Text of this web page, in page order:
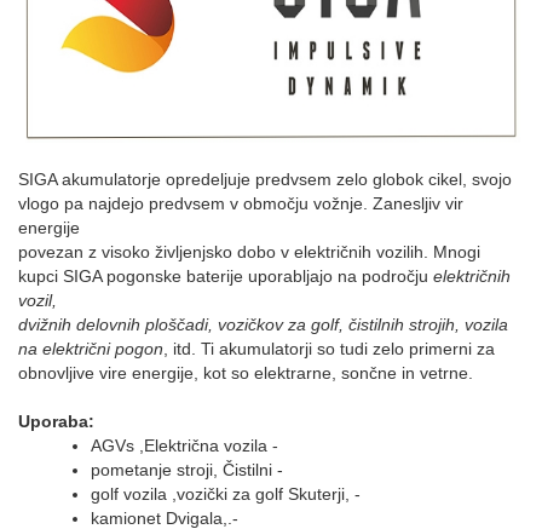
SIGA akumulatorje opredeljuje predvsem zelo globok cikel, svojo
vlogo pa najdejo predvsem v območju vožnje. Zanesljiv vir
energije
povezan z visoko življenjsko dobo v električnih vozilih. Mnogi
kupci SIGA pogonske baterije uporabljajo na področju električnih
vozil,
dvižnih delovnih ploščadi, vozičkov za golf, čistilnih strojih, vozila
na električni pogon , itd. Ti akumulatorji so tudi zelo primerni za
obnovljive vire energije, kot so elektrarne, sončne in vetrne.
Uporaba:
AGVs Električna vozila -
pometanje stroji, Čistilni -
golf vozila vozički za golf Skuterji, -
kamionet Dvigala, -